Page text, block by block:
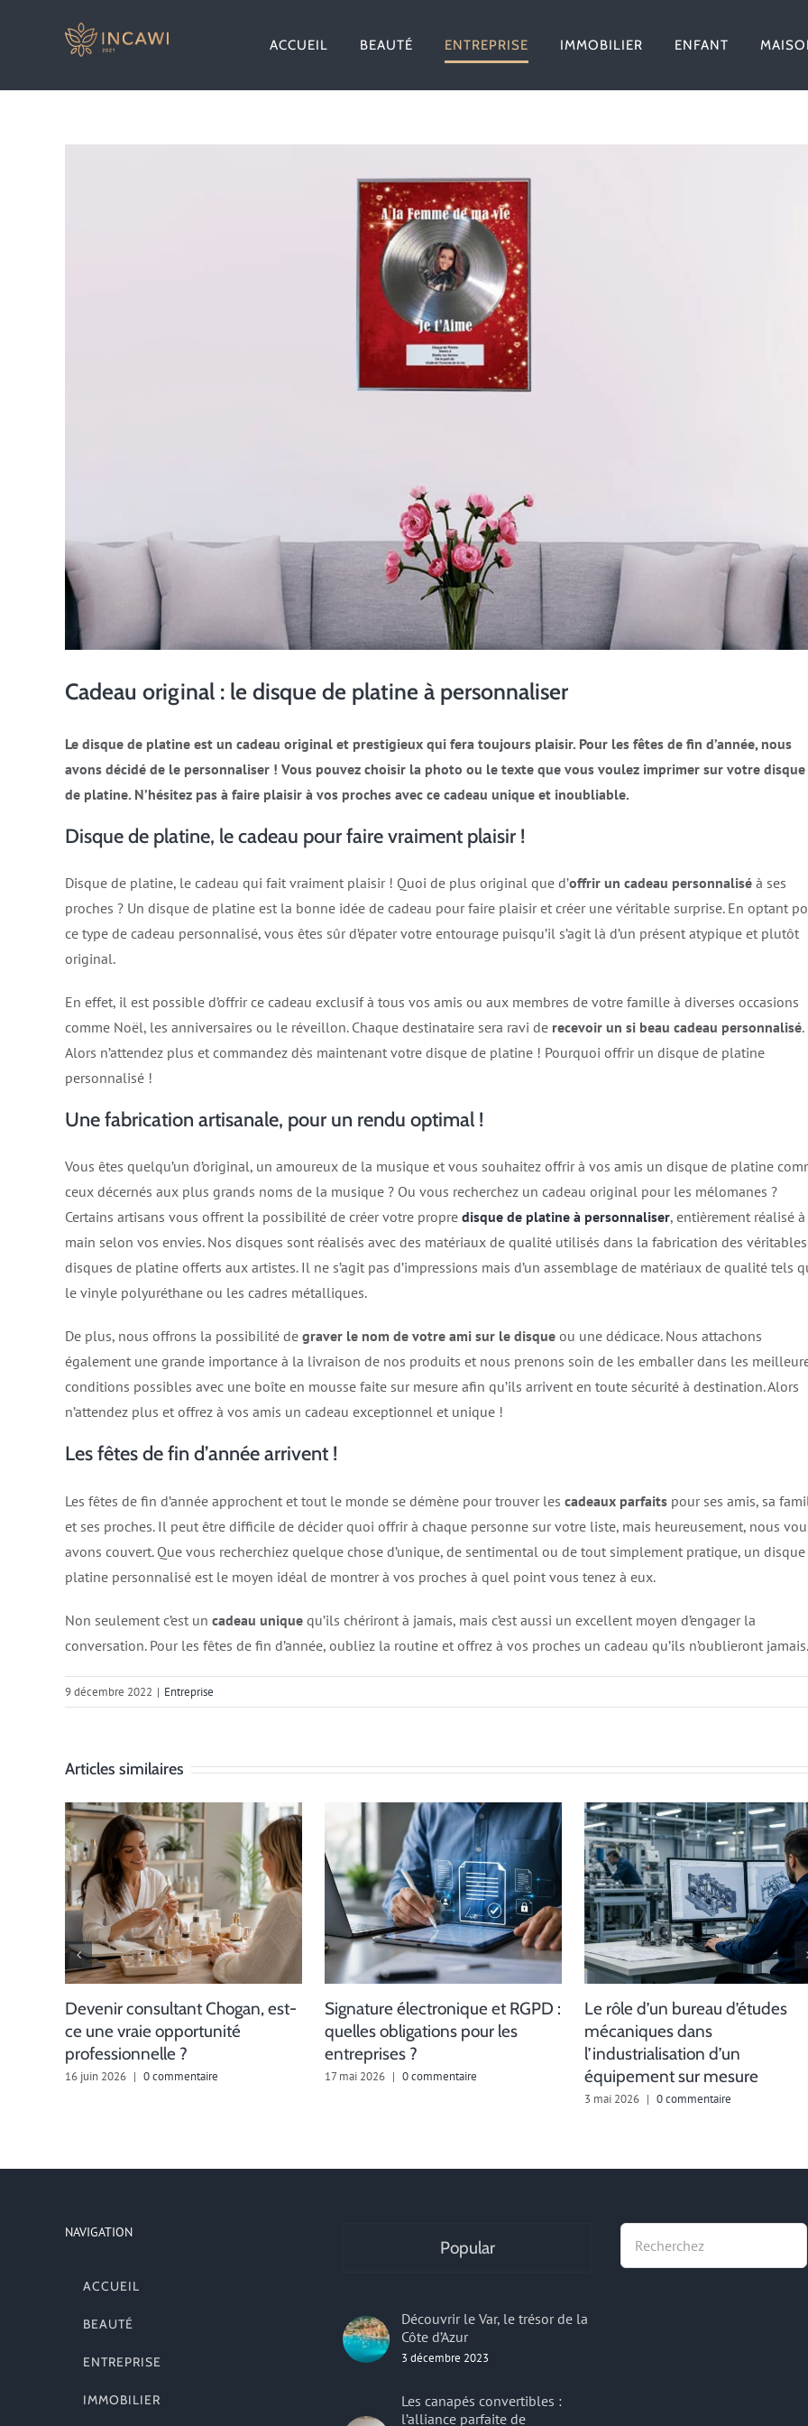
ACCUEIL BEAUTÉ ENTREPRISE IMMOBILIER ENFANT
Cadeau original : le disque de platine à personnaliser
Le disque de platine est un cadeau original et prestigieux qui fera toujours plaisir. Pour les fêtes de fin d’année, nous
avons décidé de le personnaliser ! Vous pouvez choisir la photo ou le texte que vous voulez imprimer sur votre disque
de platine. N’hésitez pas à faire plaisir à vos proches avec ce cadeau unique et inoubliable.
Disque de platine, le cadeau pour faire vraiment plaisir !
Disque de platine, le cadeau qui fait vraiment plaisir ! Quoi de plus original que d’offrir un cadeau personnalisé à ses
proches ? Un disque de platine est la bonne idée de cadeau pour faire plaisir et créer une véritable surprise. En optant
ce type de cadeau personnalisé, vous êtes sûr d’épater votre entourage puisqu’il s’agit là d’un présent atypique et plutôt
original.
En effet, il est possible d’offrir ce cadeau exclusif à tous vos amis ou aux membres de votre famille à diverses occasions
comme Noël, les anniversaires ou le réveillon. Chaque destinataire sera ravi de recevoir un si beau cadeau personnalisé.
Alors n’attendez plus et commandez dès maintenant votre disque de platine ! Pourquoi offrir un disque de platine
personnalisé !
Une fabrication artisanale, pour un rendu optimal !
Vous êtes quelqu’un d’original, un amoureux de la musique et vous souhaitez offrir à vos amis un disque de platine
ceux décernés aux plus grands noms de la musique ? Ou vous recherchez un cadeau original pour les mélomanes ?
Certains artisans vous offrent la possibilité de créer votre propre disque de platine à personnaliser, entièrement réalisé
main selon vos envies. Nos disques sont réalisés avec des matériaux de qualité utilisés dans la fabrication des véritables
disques de platine offerts aux artistes. Il ne s’agit pas d’impressions mais d’un assemblage de matériaux de qualité tels
le vinyle polyuréthane ou les cadres métalliques.
De plus, nous offrons la possibilité de graver le nom de votre ami sur le disque ou une dédicace. Nous attachons
également une grande importance à la livraison de nos produits et nous prenons soin de les emballer dans les
conditions possibles avec une boîte en mousse faite sur mesure afin qu’ils arrivent en toute sécurité à destination. Alors
n’attendez plus et offrez à vos amis un cadeau exceptionnel et unique !
Les fêtes de fin d’année arrivent !
Les fêtes de fin d’année approchent et tout le monde se démène pour trouver les cadeaux parfaits pour ses amis, sa
et ses proches. Il peut être difficile de décider quoi offrir à chaque personne sur votre liste, mais heureusement, nous
avons couvert. Que vous recherchiez quelque chose d’unique, de sentimental ou de tout simplement pratique, un disque
platine personnalisé est le moyen idéal de montrer à vos proches à quel point vous tenez à eux.
Non seulement c’est un cadeau unique qu’ils chériront à jamais, mais c’est aussi un excellent moyen d’engager la
conversation. Pour les fêtes de fin d’année, oubliez la routine et offrez à vos proches un cadeau qu’ils n’oublieront jamais.
9 décembre 2022 | Entreprise
Articles similaires
Devenir consultant Chogan, est-
ce une vraie opportunité
professionnelle ?
16 juin 2026 | 0 commentaire
Signature électronique et RGPD :
quelles obligations pour les
entreprises ?
17 mai 2026 | 0 commentaire
Le rôle d’un bureau d’études
mécaniques dans
l’industrialisation d’un
équipement sur mesure
3 mai 2026 | 0 commentaire
NAVIGATION
ACCUEIL
BEAUTÉ
ENTREPRISE
IMMOBILIER
Popular
Découvrir le Var, le trésor de la
Côte d’Azur
3 décembre 2023
Les canapés convertibles :
l’alliance parfaite de